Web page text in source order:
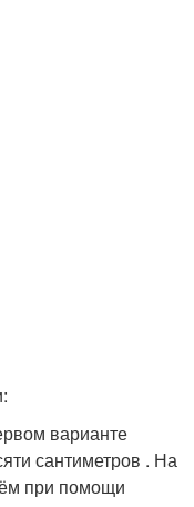
варианте
сантиметров . На
при помощи